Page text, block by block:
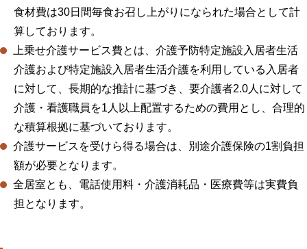
食材費は30日間毎食お召し上がりになられた場合として計
算しております。
上乗せ介護サービス費とは、介護予防特定施設入居者生活
介護および特定施設入居者生活介護を利用している入居者
に対して、長期的な推計に基づき、要介護者2.0人に対して
介護・看護職員を1人以上配置するための費用とし、合理的
な積算根拠に基づいております。
介護サービスを受けら得る場合は、別途介護保険の1割負担
額が必要となります。
全居室とも、電話使用料・介護消耗品・医療費等は実費負
担となります。